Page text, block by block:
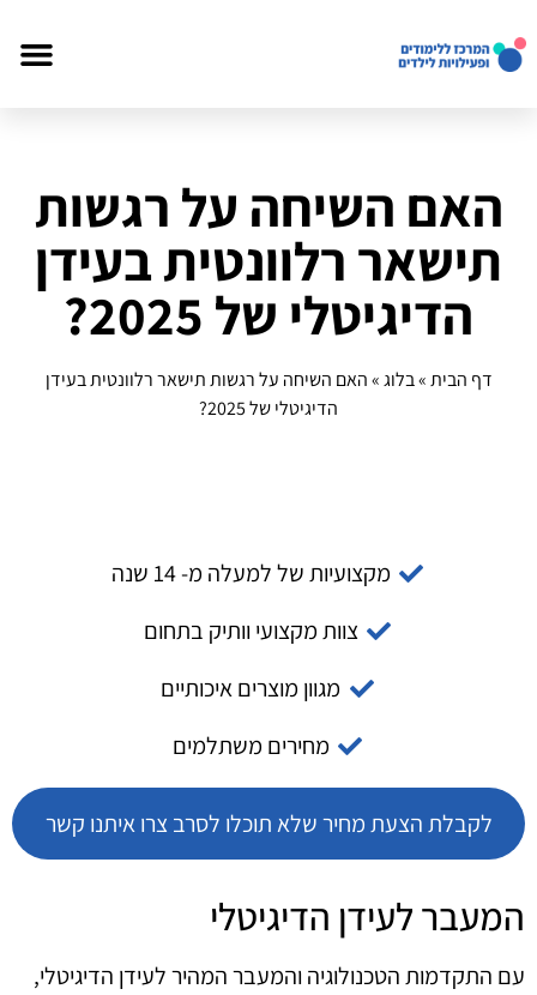
האם השיחה על רגשות
תישאר רלוונטית בעידן
הדיגיטלי של 2025?
דף הבית»בלוג»האם השיחה על רגשות תישאר רלוונטית בעידן
הדיגיטלי של 2025?
מקצועיות של למעלה מ- 14 שנה
צוות מקצועי וותיק בתחום
מגוון מוצרים איכותיים
מחירים משתלמים
לקבלת הצעת מחיר שלא תוכלו לסרב צרו איתנו קשר
המעבר לעידן הדיגיטלי
עם התקדמות הטכנולוגיה והמעבר המהיר לעידן הדיגיטלי,